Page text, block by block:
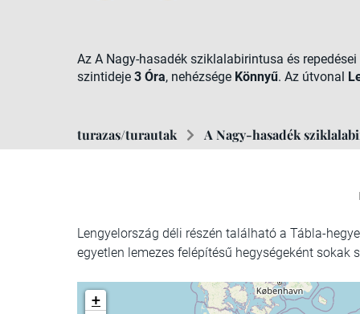
Az A Nagy-hasadék sziklalabirintusa és
szintideje 3 Óra, nehézsége Könnyű. Az útvonal
turazas/turautak A Nagy-hasadék
Lengyelország déli részén található a Tábla-
egyetlen lemezes felépítésű hegységeként
+